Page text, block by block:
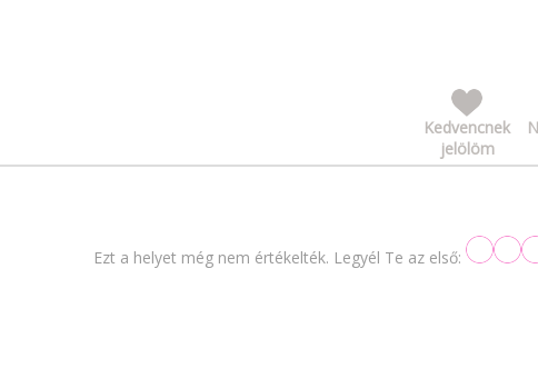
Kedvencnek
jelölöm
Ezt a helyet még nem értékelték. Legyél Te az első: